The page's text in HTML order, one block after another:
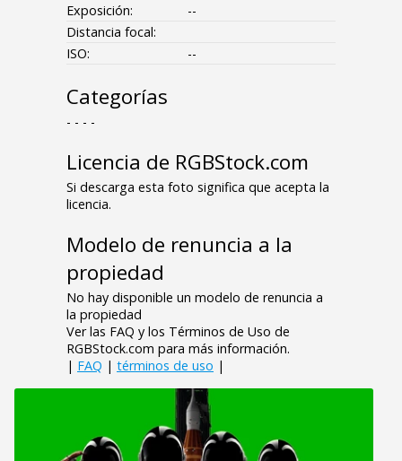
Exposición:
--
Distancia focal:
ISO:
--
Categorías
- - - -
Licencia de RGBStock.com
Si descarga esta foto significa que acepta la
licencia.
Modelo de renuncia a la
propiedad
No hay disponible un modelo de renuncia a
la propiedad
Ver las FAQ y los Términos de Uso de
RGBStock.com para más información.
| FAQ | términos de uso |